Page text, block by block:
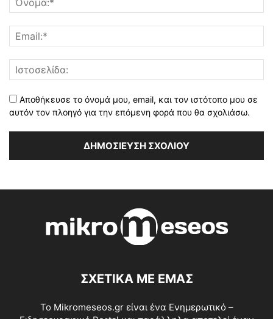
Αποθήκευσε το όνομά μου, email, και τον ιστότοπο μου σε
αυτόν τον πλοηγό για την επόμενη φορά που θα σχολιάσω.
ΣΧΕΤΙΚΑ ΜΕ ΕΜΑΣ
Το Mikromeseos.gr είναι ένα Ενημερωτικό –